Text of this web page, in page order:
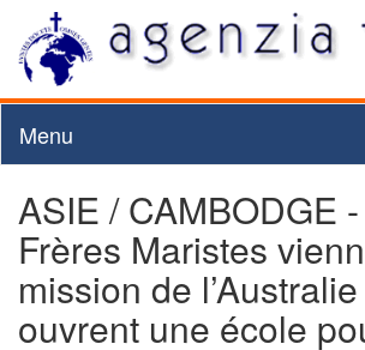
Menu
ASIE / CAMBODGE
Frères Maristes
mission de
ouvrent une école